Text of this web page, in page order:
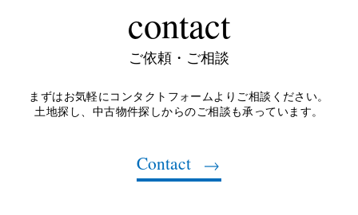
contact
ご依頼・ご相談
まずはお気軽にコンタクトフォームよりご相談ください。
土地探し、中古物件探しからのご相談も承っています。
Contact